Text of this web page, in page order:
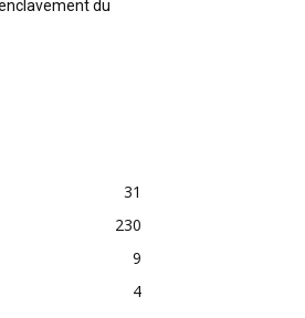
du
31
230
9
4